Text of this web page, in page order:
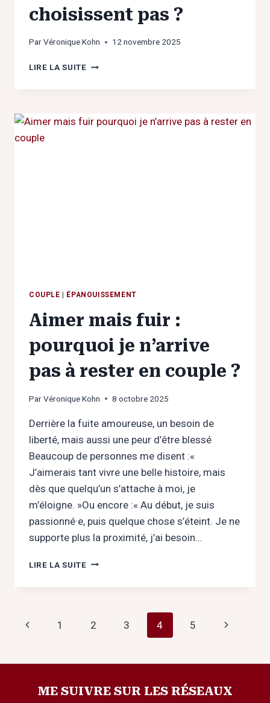
choisissent pas ?
ParVéronique Kohn 12 novembre 2025
LIRE LA SUITEPOURQUOI
QUI
COUPLE ÉPANOUISSEMENT
Aimer mais fuir :
pourquoi je n’arrive
pas à rester en couple ?
ParVéronique Kohn 8 octobre 2025
Derrière la fuite amoureuse, un besoin de
liberté, mais aussi une peur d’être blessé
Beaucoup de personnes me disent :«
J’aimerais tant vivre une belle histoire, mais
dès que quelqu’un s’attache à moi, je
m’éloigne. »Ou encore :« Au début, je suis
passionné·e, puis quelque chose s’éteint. Je ne
supporte plus la proximité, j’ai besoin…
LIRE LA SUITEAIMER
JE
À
EN
Navigation
Page
1 2 3 4 5
Page
ME SUIVRE SUR LES RÉSEAUX